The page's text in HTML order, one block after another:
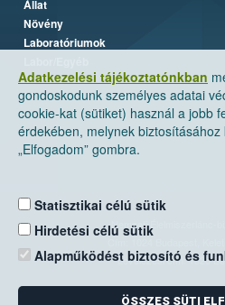
Adatkezelési tájékoztatónkban
gondoskodunk személyes adatai
cookie-kat (sütiket) használ a jobb
érdekében, melynek
„Elfogadom” gombra.
Statisztikai célú sütik
Hirdetési célú sütik
Alapműködést biztosító és
ÖSSZES SÜTI
Állat
Növény
Laboratóriumok
Nemzeti Élelmiszerlánc-
Levelezési cím: 1525